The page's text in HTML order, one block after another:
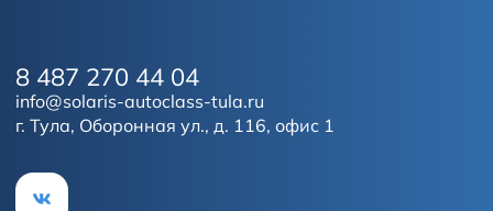
г. Тула, Оборонная ул., д. 116, офис 1
8 487 270 44 04
info@solaris-autoclass-tula.ru